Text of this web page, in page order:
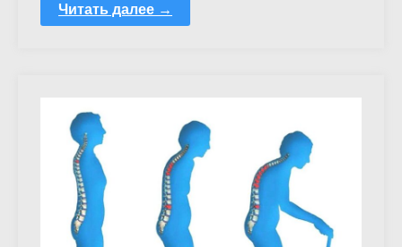
Читать далее →